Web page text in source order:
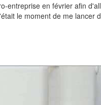
entreprise en février afin
le moment de me